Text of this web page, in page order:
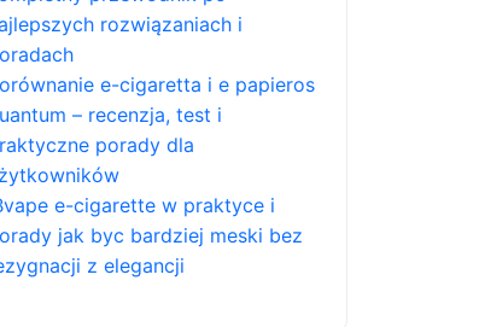
rozwiązaniach i
e-cigaretta i e papieros
– recenzja, test i
porady dla
e-cigarette w praktyce i
jak byc bardziej meski bez
z elegancji